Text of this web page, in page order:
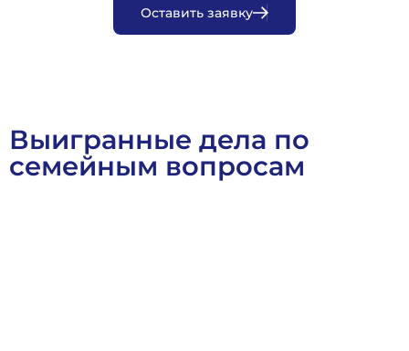
Оставить заявку
Выигранные дела по
семейным вопросам